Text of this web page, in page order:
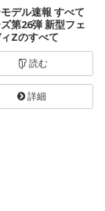
デル速報 すべて
第26弾 新型フェ
Zのすべて
読む
詳細